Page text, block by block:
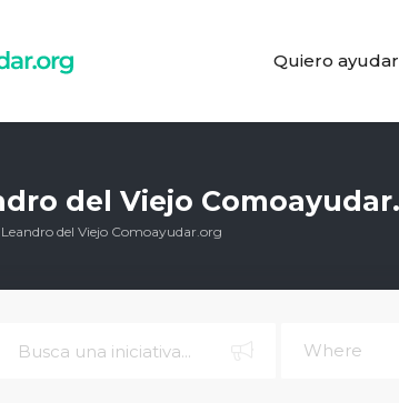
Quiero ayudar
del Viejo
del Viejo Comoayudar.org